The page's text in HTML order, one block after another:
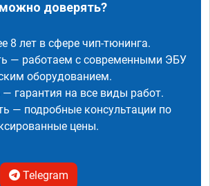
доверять?
8 лет в сфере чип-тюнинга.
— работаем с современными ЭБУ
оборудованием.
гарантия на все виды работ.
— подробные консультации по
цены.
Telegram